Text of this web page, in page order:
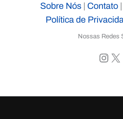
Sobre Nós| Contato|
Política de
Nossas Redes
X